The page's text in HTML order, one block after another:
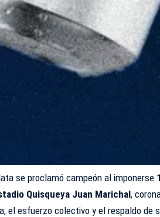
se proclamó campeón al imponerse
Quisqueya Juan Marichal,
el esfuerzo colectivo y el respaldo de